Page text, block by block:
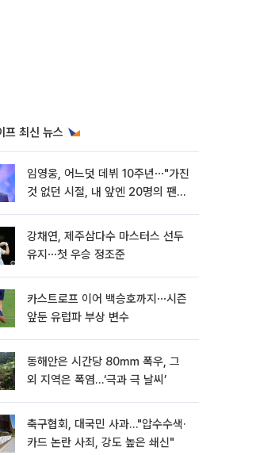
프 최신 뉴스
임영웅, 어느덧 데뷔 10주년⋯"가진
것 없던 시절, 내 앞엔 20명의 팬
강채연, 제주삼다수 마스터스 선두
유지⋯첫 우승 정조준
카스트로프 이어 백승호까지⋯시즌
앞둔 유럽파 부상 변수
동해안은 시간당 80㎜ 폭우, 그
외 지역은 폭염…‘극과 극 날씨’
축구협회, 대국민 사과…"압수수색·
카드 논란 사죄, 강도 높은 쇄신"